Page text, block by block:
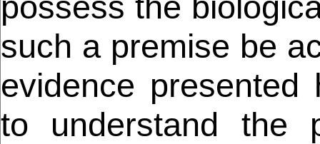
such a premise be
evidence
to understand the